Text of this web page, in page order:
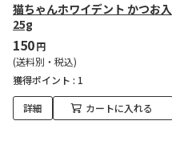
猫ちゃんホワイデント かつお入
25g
150円
(送料別・税込)
獲得ポイント : 1
詳細 カートに入れる